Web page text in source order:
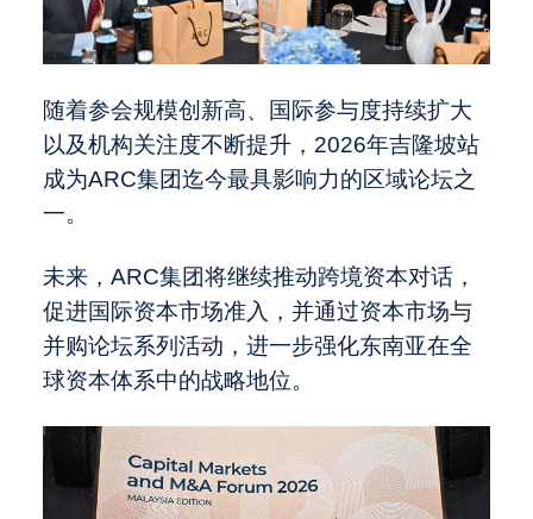
随着参会规模创新高、国际参与度持续扩大
以及机构关注度不断提升，2026年吉隆坡站
成为ARC集团迄今最具影响力的区域论坛之
一。
未来，ARC集团将继续推动跨境资本对话，
促进国际资本市场准入，并通过资本市场与
并购论坛系列活动，进一步强化东南亚在全
球资本体系中的战略地位。